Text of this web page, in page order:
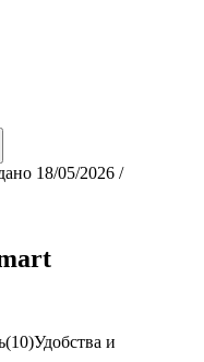
18/05/2026 /
(10)Удобства и